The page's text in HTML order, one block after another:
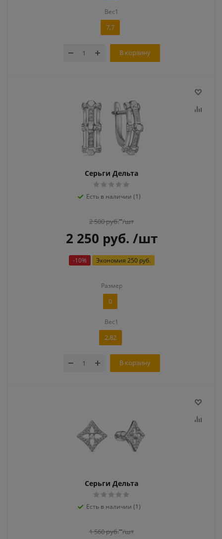
Вес1
7,7
В корзину
Серьги Дельта
Есть в наличии (1)
2 500руб. /шт
2 250 руб. /шт
-10% Экономия 250 руб.
Размер
0
Вес1
2,82
В корзину
Серьги Дельта
Есть в наличии (1)
1 560руб. /шт